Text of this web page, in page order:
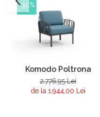
-30%
Komodo Poltrona
2.776,95 Lei
de la 1.944,00 Lei